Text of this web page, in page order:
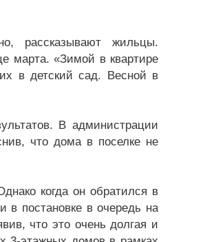
рассказывают жильцы.
марта. «Зимой в квартире
в детский сад. Весной в
В администрации
что дома в поселке не
когда он обратился в
в постановке в очередь на
что это очень долгая и